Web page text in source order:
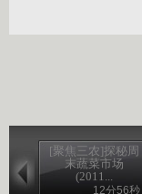
[聚焦三农]探秘周
末蔬菜市场
(2011...
12分56秒